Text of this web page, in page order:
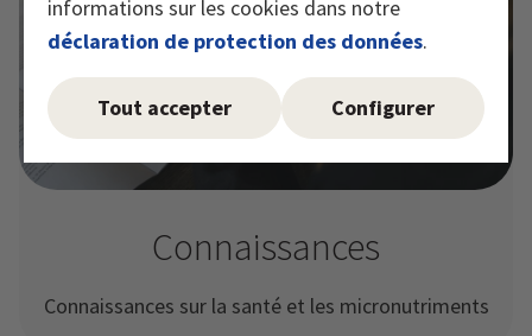
informations sur les cookies dans notre
déclaration de protection des données.
Tout accepter Configurer
Connaissances
Connaissances sur la santé et les micronutriments